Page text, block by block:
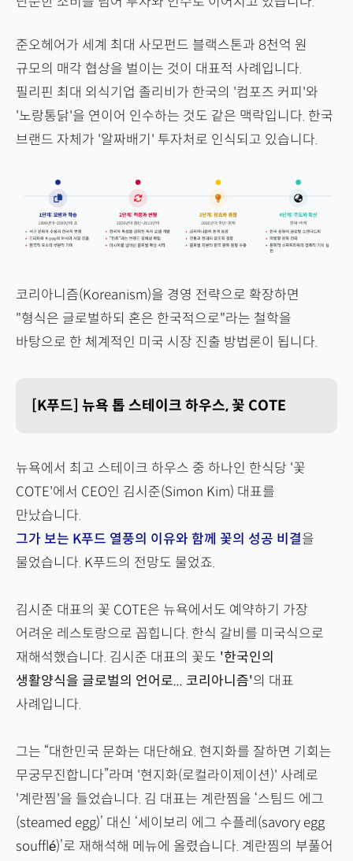
준오헤어가 세계 최대 사모펀드 블랙스톤과 8천억 원
규모의 매각 협상을 벌이는 것이 대표적 사례입니다.
필리핀 최대 외식기업 졸리비가 한국의 '컴포즈 커피'와
'노랑통닭'을 연이어 인수하는 것도 같은 맥락입니다. 한국
브랜드 자체가 '알짜배기' 투자처로 인식되고 있습니다.
코리아니즘(Koreanism)을 경영 전략으로 확장하면
"형식은 글로벌하되 혼은 한국적으로"라는 철학을
바탕으로 한 체계적인 미국 시장 진출 방법론이 됩니다.
[K푸드] 뉴욕 톱 스테이크 하우스, 꽃 COTE
뉴욕에서 최고 스테이크 하우스 중 하나인 한식당 '꽃
COTE'에서 CEO인 김시준(Simon Kim) 대표를
만났습니다.
그가 보는 K푸드 열풍의 이유와 함께 꽃의 성공 비결을
물었습니다. K푸드의 전망도 물었죠.
김시준 대표의 꽃 COTE은 뉴욕에서도 예약하기 가장
어려운 레스토랑으로 꼽힙니다. 한식 갈비를 미국식으로
재해석했습니다. 김시준 대표의 꽃도 '한국인의
생활양식을 글로벌의 언어로... 코리아니즘'의 대표
사례입니다.
그는 “대한민국 문화는 대단해요. 현지화를 잘하면 기회는
무궁무진합니다”라며 '현지화(로컬라이제이션)' 사례로
'계란찜'을 들었습니다. 김 대표는 계란찜을 ‘스팀드 에그
(steamed egg)’ 대신 ‘세이보리 에그 수플레(savory egg
soufflé)’로 재해석해 메뉴에 올렸습니다. 계란찜의 부풀어